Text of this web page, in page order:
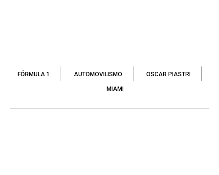
FÓRMULA 1 AUTOMOVILISMO OSCAR PIASTRI
MIAMI